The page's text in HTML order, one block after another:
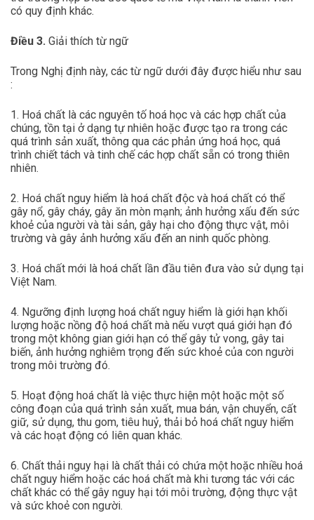
có quy định khác.
Điều 3. Giải thích từ ngữ
Trong Nghị định này, các từ ngữ dưới đây được hiểu như sau
:
1. Hoá chất là các nguyên tố hoá học và các hợp chất của
chúng, tồn tại ở dạng tự nhiên hoặc được tạo ra trong các
quá trình sản xuất, thông qua các phản ứng hoá học, quá
trình chiết tách và tinh chế các hợp chất sẵn có trong thiên
nhiên.
2. Hoá chất nguy hiểm là hoá chất độc và hoá chất có thể
gây nổ, gây cháy, gây ăn mòn mạnh; ảnh hưởng xấu đến sức
khoẻ của người và tài sản, gây hại cho động thực vật, môi
trường và gây ảnh hưởng xấu đến an ninh quốc phòng.
3. Hoá chất mới là hoá chất lần đầu tiên đưa vào sử dụng tại
Việt Nam.
4. Ngưỡng định lượng hoá chất nguy hiểm là giới hạn khối
lượng hoặc nồng độ hoá chất mà nếu vượt quá giới hạn đó
trong một không gian giới hạn có thể gây tử vong, gây tai
biến, ảnh hưởng nghiêm trọng đến sức khoẻ của con người
trong môi trường đó.
5. Hoạt động hoá chất là việc thực hiện một hoặc một số
công đoạn của quá trình sản xuất, mua bán, vận chuyển, cất
giữ, sử dụng, thu gom, tiêu huỷ, thải bỏ hoá chất nguy hiểm
và các hoạt động có liên quan khác.
6. Chất thải nguy hại là chất thải có chứa một hoặc nhiều hoá
chất nguy hiểm hoặc các hoá chất mà khi tương tác với các
chất khác có thể gây nguy hại tới môi trường, động thực vật
và sức khoẻ con người.